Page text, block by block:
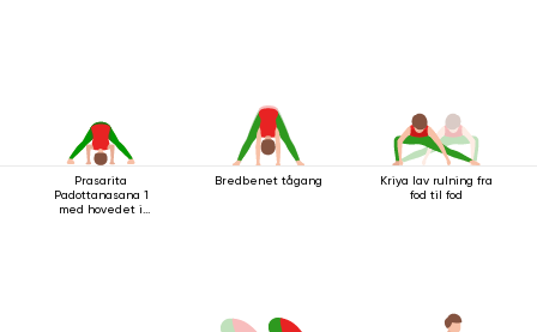
Prasarita
Padottanasana 1
med hovedet i
Bredbenet tågang
Kriya lav rulning fra
fod til fod